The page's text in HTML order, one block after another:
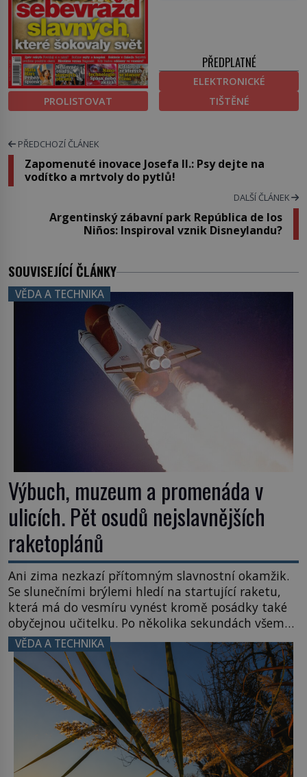
PROLISTOVAT
PŘEDPLATNÉ
ELEKTRONICKÉ
TIŠTĚNÉ
PŘEDCHOZÍ ČLÁNEK
Zapomenuté inovace Josefa II.: Psy dejte na
vodítko a mrtvoly do pytlů!
DALŠÍ ČLÁNEK
Argentinský zábavní park República de los
Niños: Inspiroval vznik Disneylandu?
SOUVISEJÍCÍ ČLÁNKY
VĚDA A TECHNIKA
Výbuch, muzeum a promenáda v
ulicích. Pět osudů nejslavnějších
raketoplánů
Ani zima nezkazí přítomným slavnostní okamžik.
Se slunečními brýlemi hledí na startující raketu,
která má do vesmíru vynést kromě posádky také
obyčejnou učitelku. Po několika sekundách všem
ztuhnou úsměvy, stroj totiž exploduje. Jejich
konstrukce není z levného kraje, daňové
poplatníky stojí miliardy dolarů. Na druhou stranu
zvládnou jen představitelné věci. Na malé kousky
Název: Columbia První […]
VĚDA A TECHNIKA